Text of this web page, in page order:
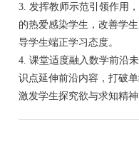
3. 发挥教师示范引领作用
的热爱感染学生，改善学
导学生端正学习态度。
4. 课堂适度融入数学前沿
识点延伸前沿内容，打破
激发学生探究欲与求知精神